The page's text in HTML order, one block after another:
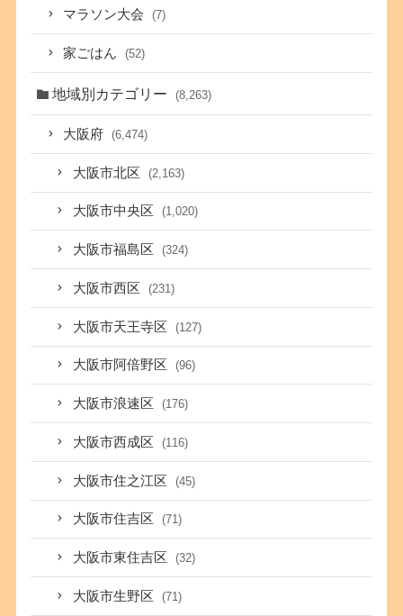
マラソン大会 (7)
家ごはん (52)
地域別カテゴリー (8,263)
大阪府 (6,474)
大阪市北区 (2,163)
大阪市中央区 (1,020)
大阪市福島区 (324)
大阪市西区 (231)
大阪市天王寺区 (127)
大阪市阿倍野区 (96)
大阪市浪速区 (176)
大阪市西成区 (116)
大阪市住之江区 (45)
大阪市住吉区 (71)
大阪市東住吉区 (32)
大阪市生野区 (71)